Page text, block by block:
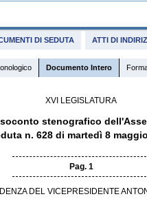
DI SEDUTA ATTI DI
Documento Intero
XVI LEGISLATURA
stenografico
n. 628 di martedì 8
Pag. 1
DEL VICEPRESIDENTE